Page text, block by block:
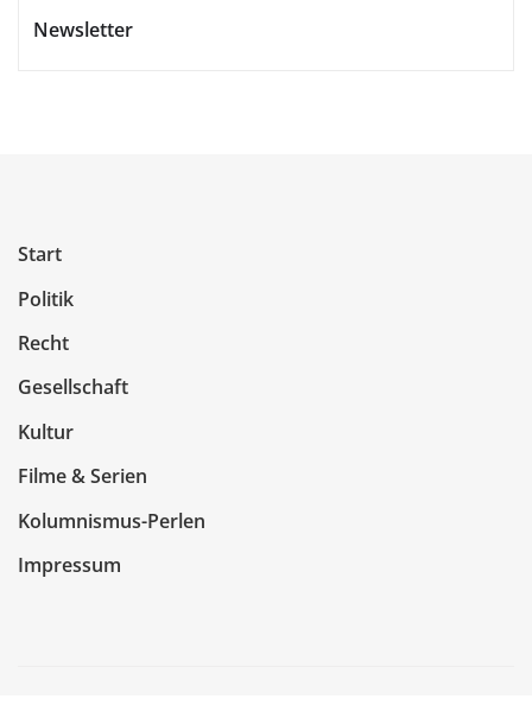
Newsletter
Start
Politik
Recht
Gesellschaft
Kultur
Filme & Serien
Kolumnismus-Perlen
Impressum